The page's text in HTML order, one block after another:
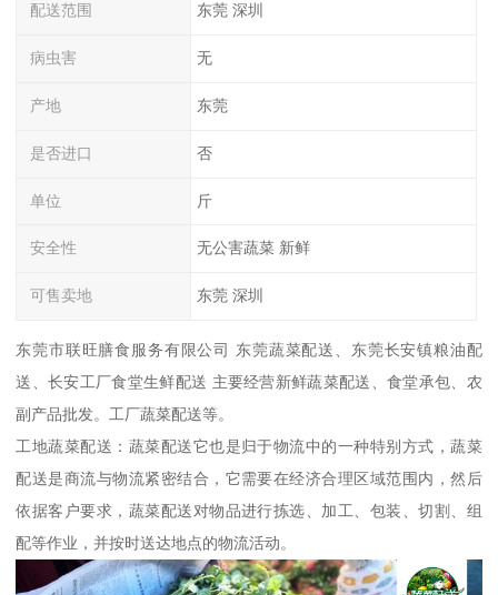
配送范围 东莞 深圳
病虫害 无
产地 东莞
是否进口 否
单位 斤
安全性 无公害蔬菜 新鲜
可售卖地 东莞 深圳
东莞市联旺膳食服务有限公司 东莞蔬菜配送、东莞长安镇粮油配
送、长安工厂食堂生鲜配送 主要经营新鲜蔬菜配送、食堂承包、农
副产品批发。工厂蔬菜配送等。
工地蔬菜配送：蔬菜配送它也是归于物流中的一种特别方式，蔬菜
配送是商流与物流紧密结合，它需要在经济合理区域范围内，然后
依据客户要求，蔬菜配送对物品进行拣选、加工、包装、切割、组
配等作业，并按时送达地点的物流活动。